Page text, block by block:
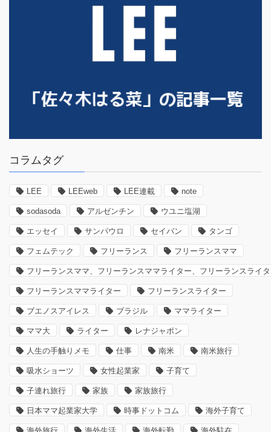
コラムタグ
LEE LEEweb LEE連載 note
sodasoda アルゼンチン ウユニ塩湖
エッセイ サンパウロ セイバン タンゴ
フェムテック フリーランス フリーランスママ
フリーランスママ、フリーランスママライター、フリーランスライ
フリーランスママライター フリーランスライター
ブエノスアイレス ブラジル ママライター
ママ大 ライター レナジャポン
人生の手触りメモ 仕事 南米 南米旅行
吸水ショーツ 女性起業家 子育て
子連れ旅行 家族 家族旅行
日本ママ起業家大学 時事ドットコム 海外子育て